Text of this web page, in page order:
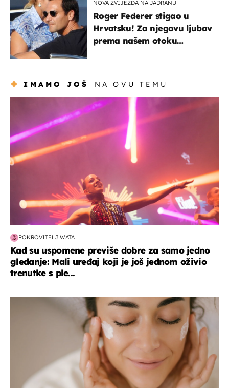
NOVA ZVIJEZDA NA JADRANU
Roger Federer stigao u
Hrvatsku! Za njegovu ljubav
prema našem otoku
IMAMO JOŠ NA OVU TEMU
POKROVITELJ WATA
Kad su uspomene previše dobre za samo jedno
gledanje: Mali uređaj koji je još jednom oživio
trenutke s ple...
moda & ljepota